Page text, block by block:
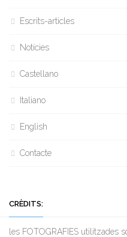
Escrits-articles
Notícies
Castellano
Italiano
English
Contacte
CRÈDITS:
les FOTOGRAFIES utilitzades